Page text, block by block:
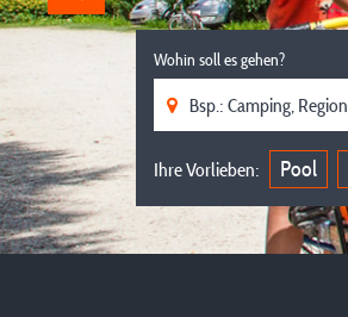
Wohin soll es gehen?
Ihre Vorlieben: Pool